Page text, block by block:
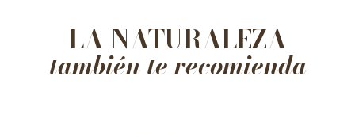
LA NATURALEZA
también te recomienda